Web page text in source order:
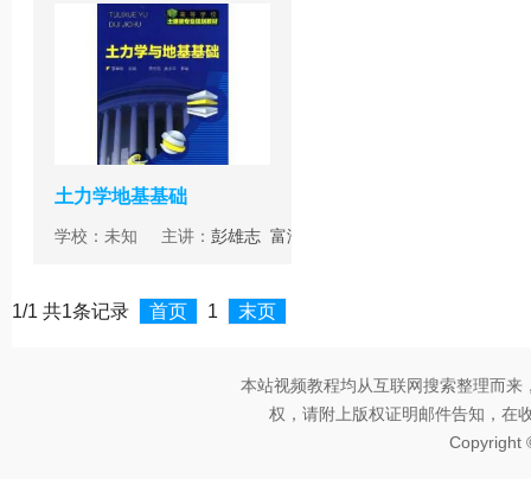
土力学地基基础
学校：未知 主讲： 彭雄志 富海
1/1 共1条记录 首页 1 末页
本站视频教程均从互联网搜索整理而
权，请附上版权证明邮件告知，在
Copyright